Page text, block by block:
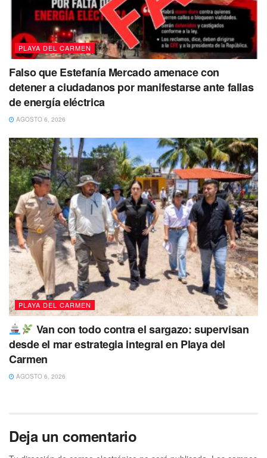
PLAYA DEL CARMEN
Falso que Estefanía Mercado amenace con
detener a ciudadanos por manifestarse ante fallas
de energía eléctrica
AGOSTO 6, 2026
PLAYA DEL CARMEN
Van con todo contra el sargazo: supervisan
desde el mar estrategia integral en Playa del
Carmen
AGOSTO 6, 2026
Deja un comentario